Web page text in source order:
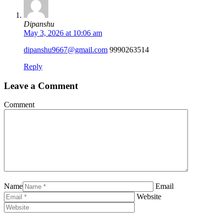
Dipanshu
May 3, 2026 at 10:06 am
dipanshu9667@gmail.com 9990263514
Reply
Leave a Comment
Comment
Name
Email
Website